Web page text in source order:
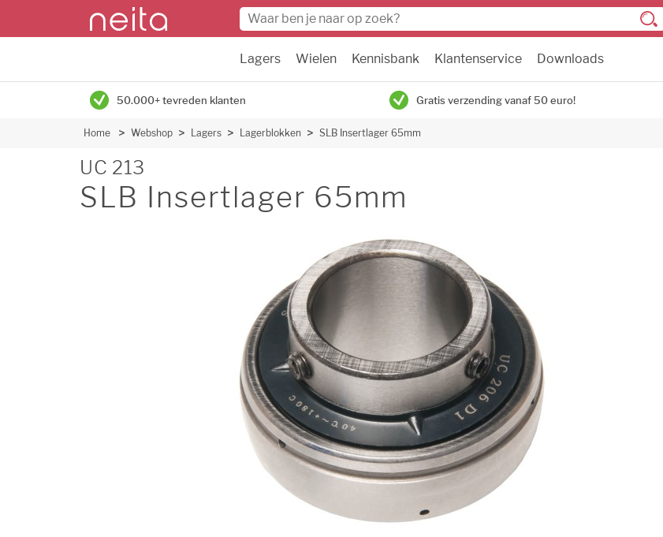
Lagers Wielen Kennisbank Klantenservice Downloads
50.000+ tevreden klanten Gratis verzending vanaf 50 euro!
Home Webshop Lagers Lagerblokken SLB Insertlager 65mm
UC 213
SLB Insertlager 65mm